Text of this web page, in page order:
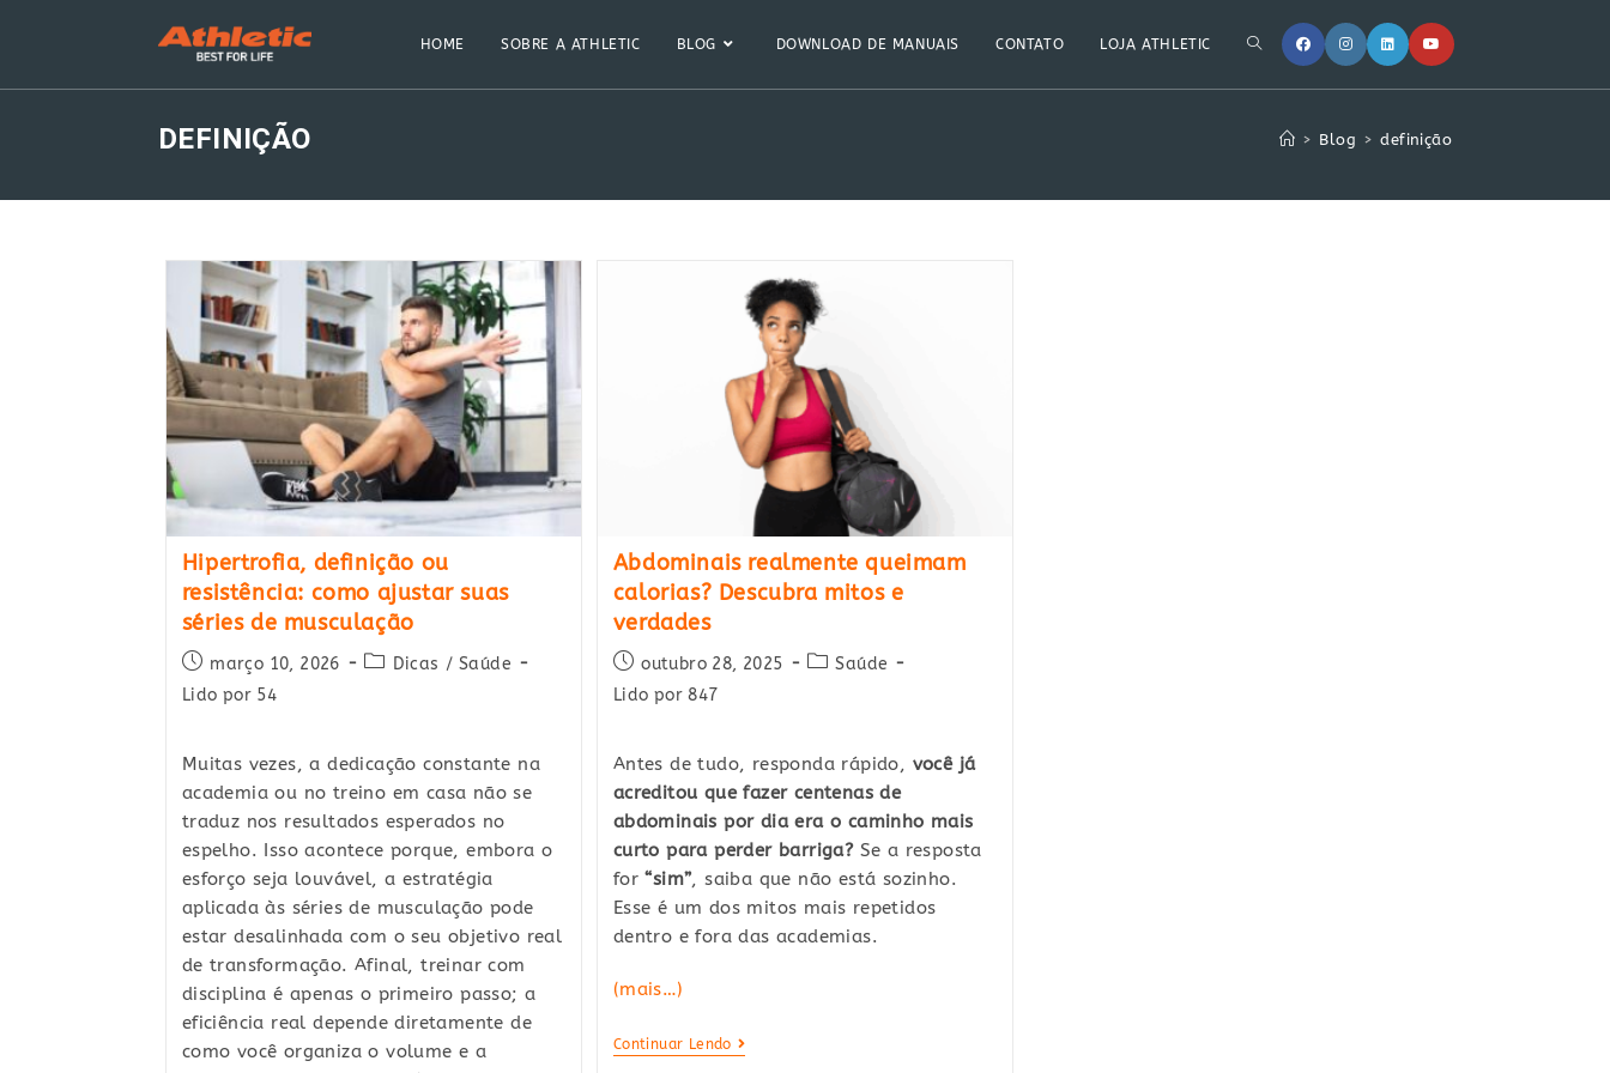
HOME SOBRE A ATHLETIC BLOG DOWNLOAD DE MANUAIS CONTATO LOJA ATHLETIC
DEFINIÇÃO > Blog > definição
Hipertrofia, definição ou
resistência: como ajustar suas
séries de musculação
Post
published:
março 10, 2026
PostDicas / Saúde
Lido por 54
Muitas vezes, a dedicação constante na
academia ou no treino em casa não se
traduz nos resultados esperados no
espelho. Isso acontece porque, embora o
esforço seja louvável, a estratégia
aplicada às séries de musculação pode
estar desalinhada com o seu objetivo real
de transformação. Afinal, treinar com
disciplina é apenas o primeiro passo; a
eficiência real depende diretamente de
como você organiza o volume e a
Abdominais realmente queimam
calorias? Descubra mitos e
verdades
Post
published:
outubro 28, 2025
PostSaúde
Lido por 847
Antes de tudo, responda rápido, você já
acreditou que fazer centenas de
abdominais por dia era o caminho mais
curto para perder barriga?Se a resposta
for“sim”, saiba que não está sozinho.
Esse é um dos mitos mais repetidos
dentro e fora das academias.
(mais…)
Continuar LendoAbdominais
Realmente